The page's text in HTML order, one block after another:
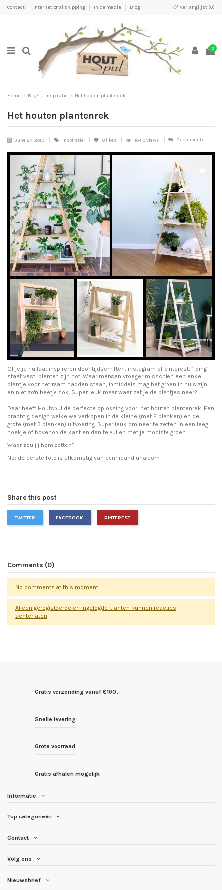
Contact International shipping In de media Blog Verlanglijst (0)
0
Home Blog Inspiratie Het houten plantenrek
Het houten plantenrek
June 27, 2019 Inspiratie 0 likes 16410 views 0 comments
Of je je nu laat inspireren door tijdschriften, instagram of pinterest, 1 ding
staat vast: planten zijn hot. Waar mensen vroeger misschien een enkel
plantje voor het raam hadden staan, inmiddels mag het groen in huis zijn
en niet zo'n beetje ook. Super leuk maar waar zet je de plantjes neer?
Daar heeft Houtspul de perfecte oplossing voor: het houten plantenrek. Een
prachtig design welke we verkopen in de kleine (met 2 planken) en de
grote (met 3 planken) uitvoering. Super leuk om neer te zetten in een leeg
hoekje of bovenop de kast en dan te vullen met je mooiste groen.
Waar zou jij hem zetten?
NB: de eerste foto is afkomstig van connieandluna.com
Share this post
TWITTER FACEBOOK PINTEREST
Comments (0)
No comments at this moment
Alleen geregisteerde en ingelogde klanten kunnen reacties
achterlaten
Gratis verzending vanaf €100,-
Snelle levering
Grote voorraad
Gratis afhalen mogelijk
Informatie
Top categorieën
Contact
Volg ons
Nieuwsbrief